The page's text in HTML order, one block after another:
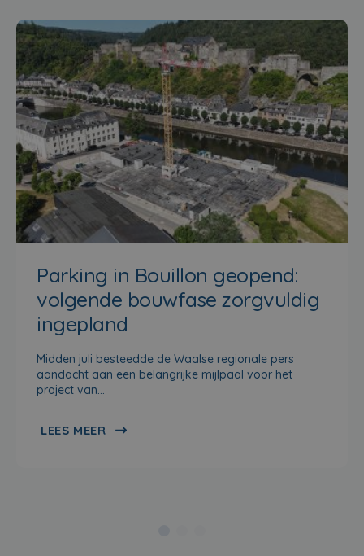
o
k
Parking in Bouillon geopend:
volgende bouwfase zorgvuldig
ingepland
Midden juli besteedde de Waalse regionale pers
aandacht aan een belangrijke mijlpaal voor het
project van…
LEES MEER